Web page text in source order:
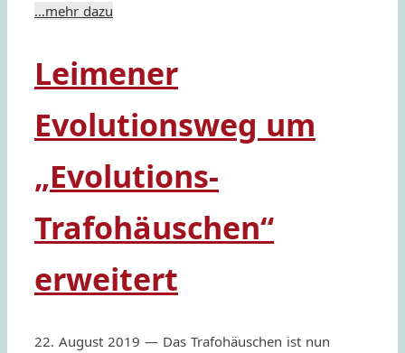
…mehr dazu
Leimener
Evolutionsweg um
„Evolutions-
Trafohäuschen“
erweitert
22. August 2019 — Das Trafo­häu­schen ist nun